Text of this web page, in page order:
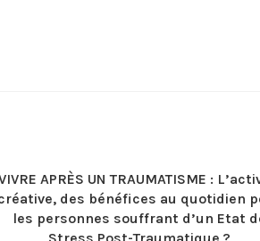
APRÈS UN TRAUMATISME :
des bénéfices au quotidien
les personnes souffrant d’un Etat